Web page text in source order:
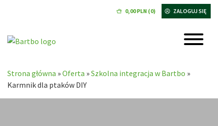
0,00PLN (0) ZALOGUJ SIĘ
Strona główna »Oferta »Szkolna integracja w Bartbo »
Karmnik dla ptaków DIY